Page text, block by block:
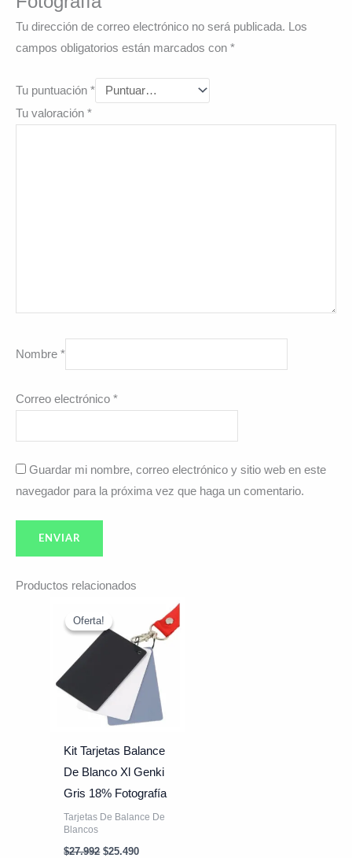
Tu dirección de correo electrónico no será publicada. Los
campos obligatorios están marcados con *
Tu puntuación *
Tu valoración *
Nombre *
Correo electrónico *
Guardar mi nombre, correo electrónico y sitio web en este
navegador para la próxima vez que haga un comentario.
Productos relacionados
Oferta!
Oferta!
Kit Tarjetas Balance
De Blanco Xl Genki
Gris 18% Fotografía
Tarjetas De Balance De
Blancos
$27.992
precio
original
$27.992.
$25.490
precio
actual
es:
$25.490.